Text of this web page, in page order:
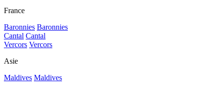
France
Baronnies Baronnies
Cantal Cantal
Vercors Vercors
Asie
Maldives Maldives